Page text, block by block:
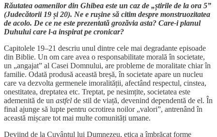
Răutatea oamenilor din Ghibea este un caz de „știrile de la ora 5”
(Judecătorii 19 și 20). Ne e rușine să citim despre monstruozitatea
de acolo. De ce ne este prezentată grozăvia asta? Care-i planul
Duhului care l-a inspirat pe cronicar?
Capitolele 19–21 descriu unul dintre cele mai degradante episoade
din Biblie. Un om care avea o responsabilitate morală în societate,
un „angajat” al Casei Domnului, are probleme de moralitate chiar în
familie. Odată produsă această breșă, în societate apare un nucleu
care va dezvolta germenele imoralității, afectând respectul, cinstea,
onestitatea, dreptatea etc. Treptat, pe nesimțite, societatea este
ademenită de un astfel de stil de viață, devenind dependentă de el. În
final ajunge să lupte pentru ocrotirea noilor „valori”, antrenând în
această mișcare tot mai multe comunități umane.
Deviind de la Cuvântul lui Dumnezeu, etica a îmbrăcat forme